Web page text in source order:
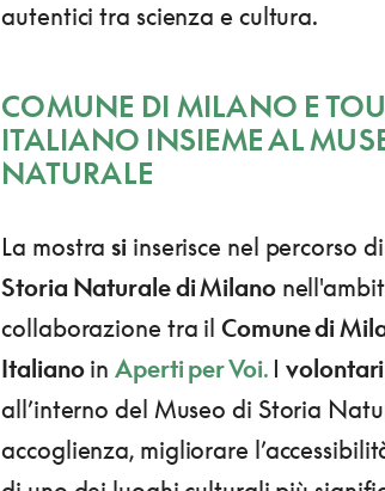
autentici tra scienza e cultura.
COMUNE DI MILANO E
ITALIANO INSIEME AL
NATURALE
La mostrasi inserisce nel percorso
Storia Naturale di Milano
collaborazione tra ilComune di
ItalianoinAperti per Voi.Ivolontari
all’interno del Museo di Storia
accoglienza, migliorare